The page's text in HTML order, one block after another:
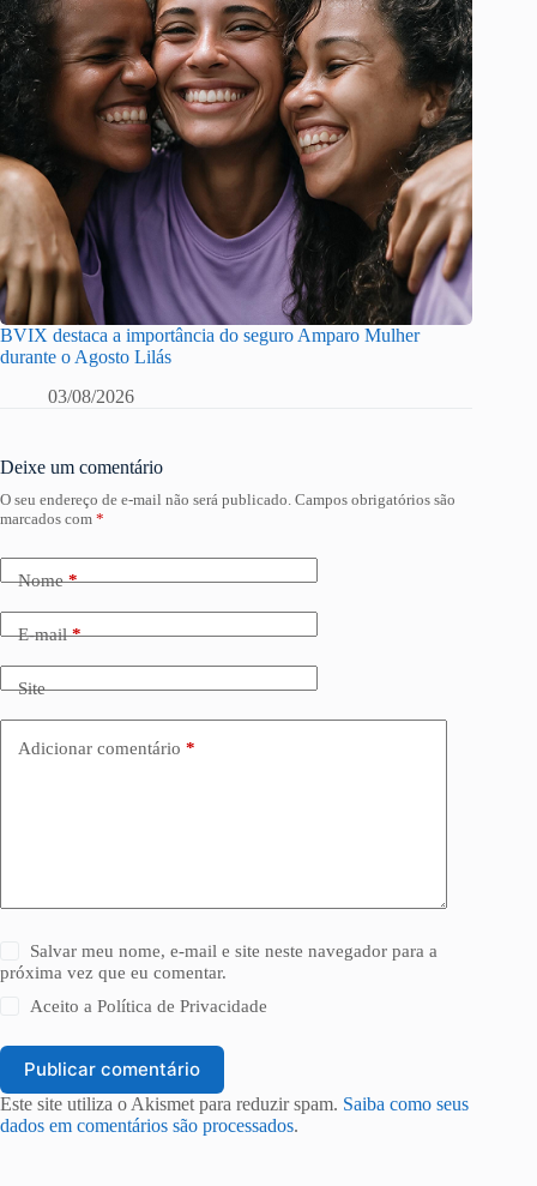
BVIX destaca a importância do seguro Amparo Mulher
durante o Agosto Lilás
03/08/2026
Deixe um comentário
O seu endereço de e-mail não será publicado. Campos obrigatórios são
marcados com *
Nome*
E-mail*
Site
Adicionar comentário *
Salvar meu nome, e-mail e site neste navegador para a
próxima vez que eu comentar.
Aceito aPolítica de Privacidade
Publicar comentário
Este site utiliza o Akismet para reduzir spam. Saiba como seus
dados em comentários são processados.